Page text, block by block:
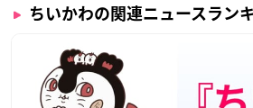
ちいかわの関連ニュースラン